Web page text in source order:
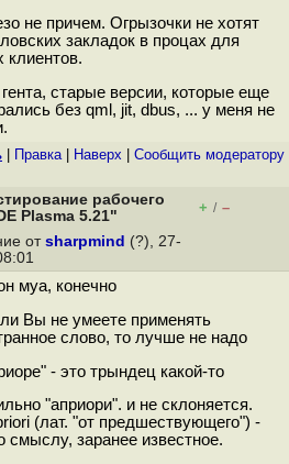
не причем. Огрызочки не хотят
закладок в процах для
клиентов.
старые версии, которые еще
без qml, jit, dbus, ... у меня не
Правка| Наверх Cообщить модератору
рабочего
Plasma 5.21"
+ / –
от sharpmind (?), 27-
муа, конечно
Вы не умеете применять
слово, то лучше не надо
- это трындец какой-то
"априори". и не склоняется.
(лат. "от предшествующего") -
смыслу, заранее известное.